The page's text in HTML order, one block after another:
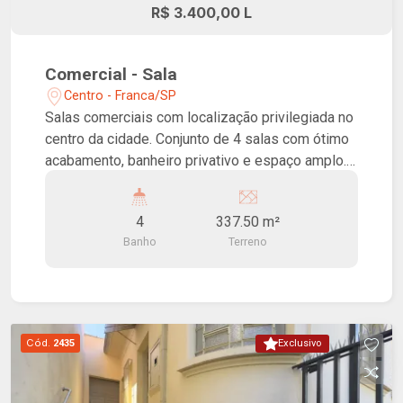
R$ 3.400,00 L
Comercial - Sala
Centro - Franca/SP
Salas comerciais com localização privilegiada no
centro da cidade. Conjunto de 4 salas com ótimo
acabamento, banheiro privativo e espaço amplo.
oportunidade !
4
Banho
337.50 m²
Terreno
Exclusivo
Cód. 2435